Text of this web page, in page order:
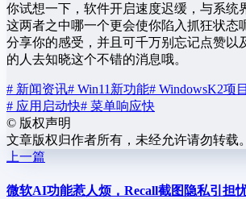
你试想一下，软件开启速度迟缓，与系统
这两者之中哪一个更会使你陷入抓狂状态
分享你的感受，并且可千万别忘记点赞以
的人去知晓这个不错的消息哦。
# 新闻资讯# Win11新功能# WindowsK2项目
# 应用启动快# 菜单响应快
© 版权声明
文章版权归作者所有，未经允许请勿转载。
上一篇
微软AI功能惹人烦，Recall截图隐私引担